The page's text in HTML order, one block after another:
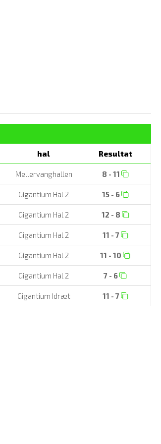
hal Resultat
Mellervanghallen 8 - 11
Gigantium Hal 2 15 - 6
Gigantium Hal 2 12 - 8
Gigantium Hal 2 11 - 7
Gigantium Hal 2 11 - 10
Gigantium Hal 2 7 - 6
Gigantium Idræt 11 - 7